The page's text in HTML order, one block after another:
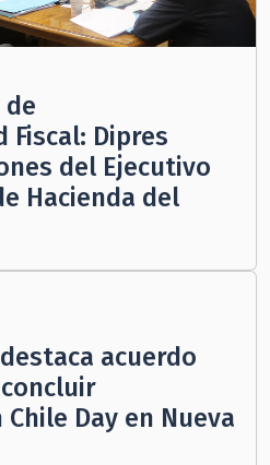
de
Fiscal: Dipres
del Ejecutivo
Hacienda del
acuerdo
concluir
Day en Nueva